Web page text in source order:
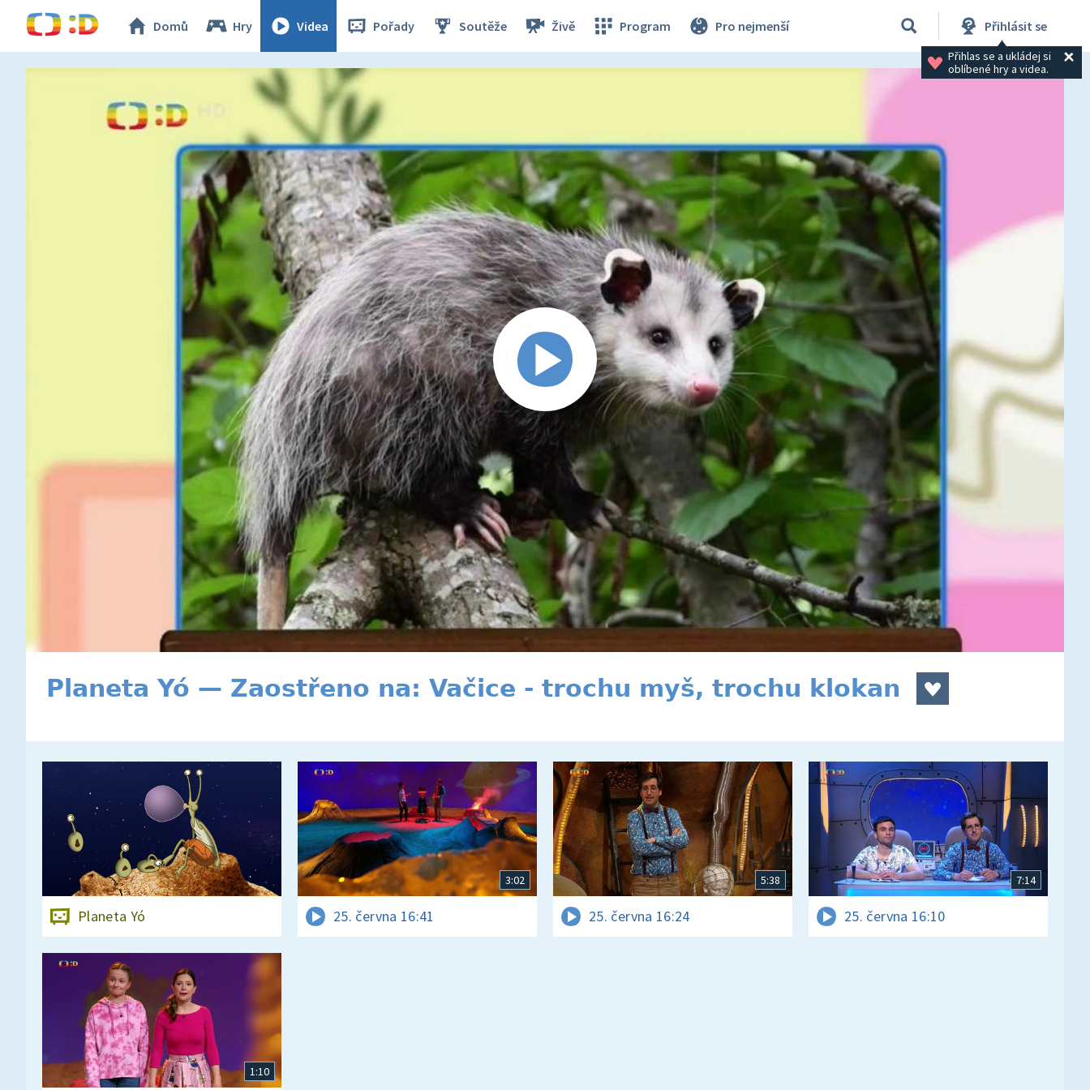
Domů Hry Videa Pořady Soutěže Živě Program Pro nejmenší Přihlásit se
Přihlas se a ukládej si
oblíbené hry a videa.
Planeta Yó — Zaostřeno na: Vačice - trochu myš, trochu klokan
Planeta Yó
3:02
25. června 16:41
5:38
25. června 16:24
7:14
25. června 16:10
1:10